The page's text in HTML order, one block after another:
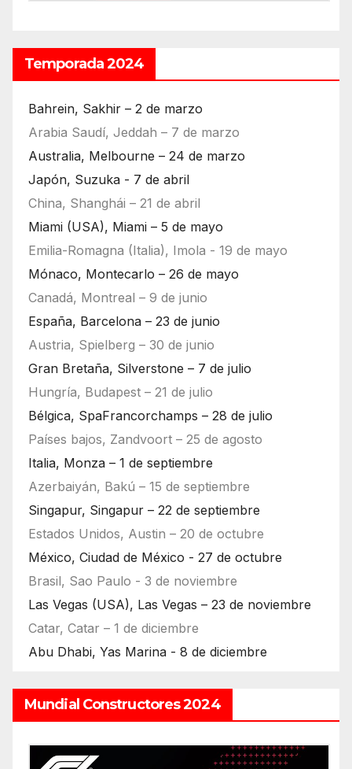
Temporada 2024
Bahrein, Sakhir – 2 de marzo
Arabia Saudí, Jeddah – 7 de marzo
Australia, Melbourne – 24 de marzo
Japón, Suzuka - 7 de abril
China, Shanghái – 21 de abril
Miami (USA), Miami – 5 de mayo
Emilia-Romagna (Italia), Imola - 19 de mayo
Mónaco, Montecarlo – 26 de mayo
Canadá, Montreal – 9 de junio
España, Barcelona – 23 de junio
Austria, Spielberg – 30 de junio
Gran Bretaña, Silverstone – 7 de julio
Hungría, Budapest – 21 de julio
Bélgica, SpaFrancorchamps – 28 de julio
Países bajos, Zandvoort – 25 de agosto
Italia, Monza – 1 de septiembre
Azerbaiyán, Bakú – 15 de septiembre
Singapur, Singapur – 22 de septiembre
Estados Unidos, Austin – 20 de octubre
México, Ciudad de México - 27 de octubre
Brasil, Sao Paulo - 3 de noviembre
Las Vegas (USA), Las Vegas – 23 de noviembre
Catar, Catar – 1 de diciembre
Abu Dhabi, Yas Marina - 8 de diciembre
Mundial Constructores 2024